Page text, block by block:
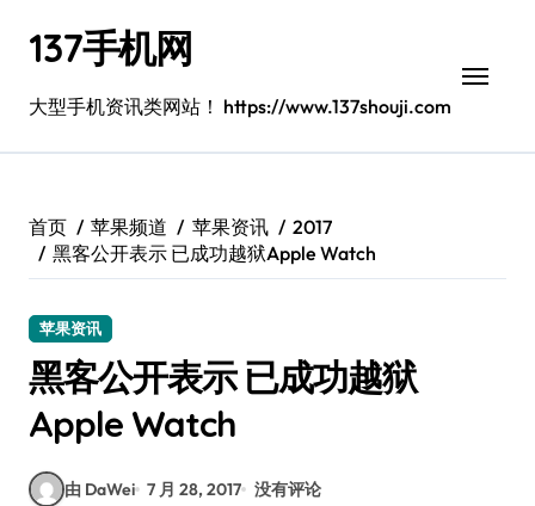
137手机网
大型手机资讯类网站！ https://www.137shouji.com
首页 苹果频道 苹果资讯
2017
黑客公开表示 已成功越狱Apple Watch
苹果资讯
黑客公开表示 已成功越狱
Apple Watch
由 DaWei 7 月 28, 2017 没有评论